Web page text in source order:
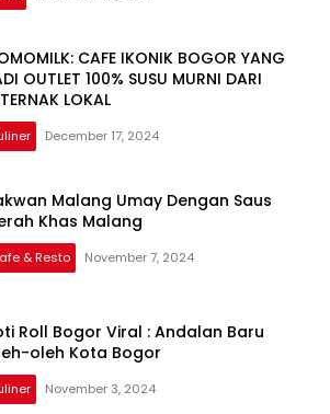
CAFE IKONIK BOGOR YANG
OUTLET 100% SUSU MURNI DARI
LOKAL
December 17, 2024
Malang Umay Dengan Saus
Khas Malang
& Resto November 7, 2024
Roll Bogor Viral : Andalan Baru
oleh Kota Bogor
November 3, 2024